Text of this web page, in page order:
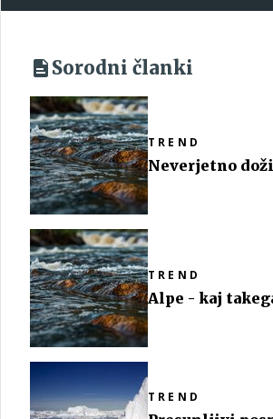
Sorodni članki
TREND
Neverjetno
TREND
Alpe - kaj
TREND